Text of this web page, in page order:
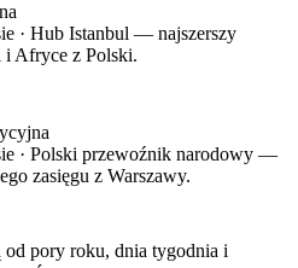
· Hub Istanbul — najszerszy
Afryce z Polski.
· Polski przewoźnik narodowy —
zasięgu z Warszawy.
pory roku, dnia tygodnia i